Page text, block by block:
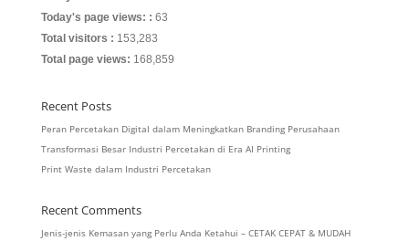
Today's page views: : 63
Total visitors : 153,283
Total page views: 168,859
Recent Posts
Peran Percetakan Digital dalam Meningkatkan Branding Perusahaan
Transformasi Besar Industri Percetakan di Era AI Printing
Print Waste dalam Industri Percetakan
Recent Comments
Jenis-jenis Kemasan yang Perlu Anda Ketahui – CETAK CEPAT & MUDAH